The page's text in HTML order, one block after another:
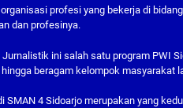
profesi yang bekerja di
dan profesinya.
ini salah satu program PWI
beragam kelompok masyarakat
4 Sidoarjo merupakan yang